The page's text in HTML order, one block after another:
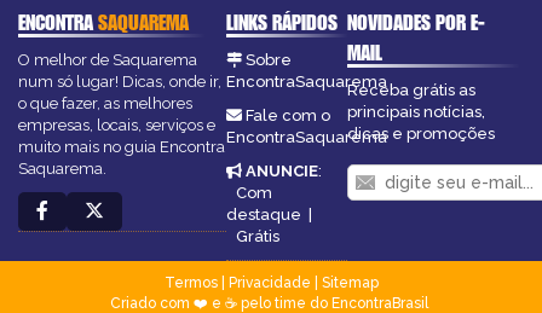
ENCONTRASAQUAREMA
O melhor de Saquarema
num só lugar! Dicas, onde ir,
o que fazer, as melhores
empresas, locais, serviços e
muito mais no guia Encontra
Saquarema.
LINKS RÁPIDOS
Sobre
EncontraSaquarema
Fale com o
EncontraSaquarema
ANUNCIE:
Com
destaque |
Grátis
NOVIDADES POR E-
MAIL
Receba grátis as
principais notícias,
dicas e promoções
Termos| Privacidade
Sitemap
Criado com ❤️ e ☕ pelo time do EncontraBrasil